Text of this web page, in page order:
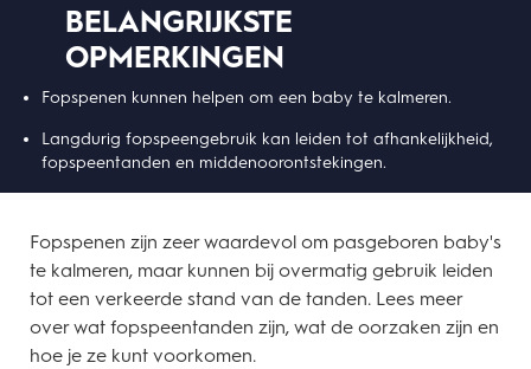
BELANGRIJKSTE
OPMERKINGEN
Fopspenen kunnen helpen om een baby te kalmeren.
Langdurig fopspeengebruik kan leiden tot afhankelijkheid,
fopspeentanden en middenoorontstekingen.
Fopspenen zijn zeer waardevol om pasgeboren baby's
te kalmeren, maar kunnen bij overmatig gebruik leiden
tot een verkeerde stand van de tanden. Lees meer
over wat fopspeentanden zijn, wat de oorzaken zijn en
hoe je ze kunt voorkomen.